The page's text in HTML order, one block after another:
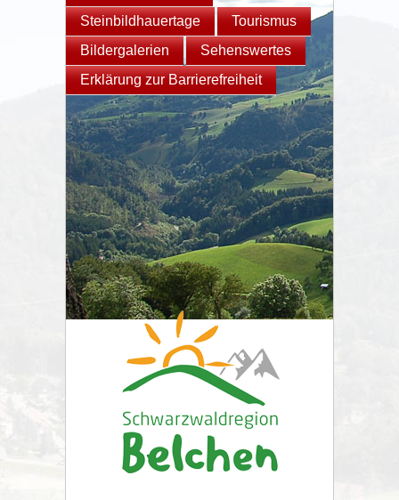
Steinbildhauertage
Tourismus
Bildergalerien
Sehenswertes
Erklärung zur Barrierefreiheit